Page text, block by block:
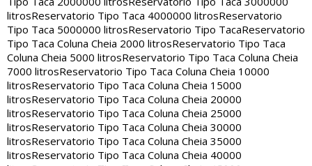
litrosReservatorio Tipo Taca 4000000 litrosReservatorio
Tipo Taca 5000000 litrosReservatorio Tipo TacaReservatorio
Tipo Taca Coluna Cheia 2000 litrosReservatorio Tipo Taca
Coluna Cheia 5000 litrosReservatorio Tipo Taca Coluna Cheia
7000 litrosReservatorio Tipo Taca Coluna Cheia 10000
litrosReservatorio Tipo Taca Coluna Cheia 15000
litrosReservatorio Tipo Taca Coluna Cheia 20000
litrosReservatorio Tipo Taca Coluna Cheia 25000
litrosReservatorio Tipo Taca Coluna Cheia 30000
litrosReservatorio Tipo Taca Coluna Cheia 35000
litrosReservatorio Tipo Taca Coluna Cheia 40000